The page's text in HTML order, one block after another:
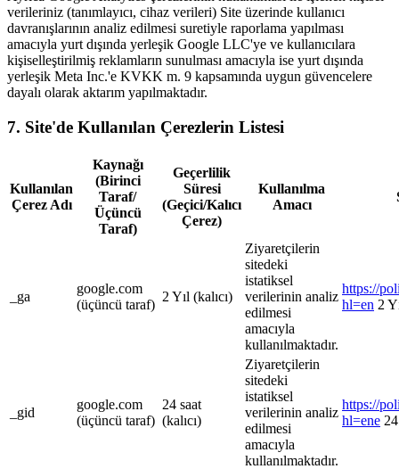
verileriniz (tanımlayıcı, cihaz verileri) Site üzerinde kullanıcı
davranışlarının analiz edilmesi suretiyle raporlama yapılması
amacıyla yurt dışında yerleşik Google LLC'ye ve kullanıcılara
kişiselleştirilmiş reklamların sunulması amacıyla ise yurt dışında
yerleşik Meta Inc.'e KVKK m. 9 kapsamında uygun güvencelere
dayalı olarak aktarım yapılmaktadır.
7. Site'de Kullanılan Çerezlerin Listesi
Kullanılan
Çerez Adı
Kaynağı
(Birinci
Taraf/
Üçüncü
Taraf)
Geçerlilik
Süresi
(Geçici/Kalıcı
Çerez)
Kullanılma
Amacı
_ga
google.com
(üçüncü taraf)
2 Yıl (kalıcı)
Ziyaretçilerin
sitedeki
istatiksel
verilerinin analiz
edilmesi
amacıyla
kullanılmaktadır.
https://
hl=en 2
_gid
google.com
(üçüncü taraf)
24 saat
(kalıcı)
Ziyaretçilerin
sitedeki
istatiksel
verilerinin analiz
edilmesi
amacıyla
kullanılmaktadır.
https://
hl=ene